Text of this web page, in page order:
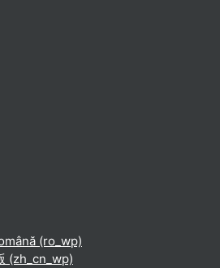
‎(ro_wp)‎
‎(zh_cn_wp)‎